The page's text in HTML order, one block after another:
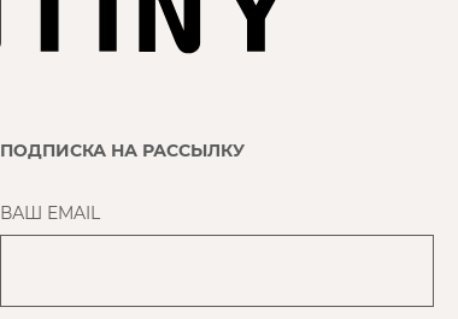
ПОДПИСКА НА РАССЫЛКУ
ВАШ EMAIL